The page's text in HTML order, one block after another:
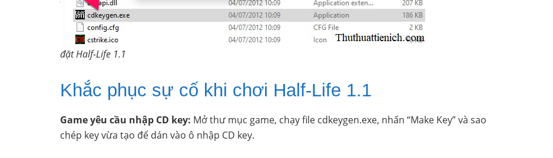
đặt Half-Life 1.1
Khắc phục sự cố khi chơi Half-Life 1.1
Game yêu cầu nhập CD key: Mở thư mục game, chạy file cdkeygen.exe, nhấn “Make Key” và sao
chép key vừa tạo để dán vào ô nhập CD key.